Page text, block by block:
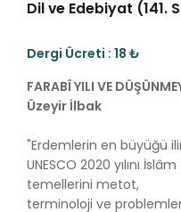
Dil ve Edebiyat (141.
Dergi Ücreti : 18 ₺
FARABÎ YILI VE
Üzeyir İlbak
"Erdemlerin en büyüğü
UNESCO 2020 yılını
temellerini metot,
terminoloji ve